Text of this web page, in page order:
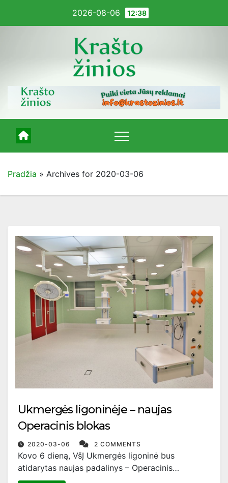
2026-08-06 12:38
Pradžia » Archives for 2020-03-06
Ukmergės ligoninėje – naujas
Operacinis blokas
2020-03-06 2 COMMENTS
Kovo 6 dieną, VšĮ Ukmergės ligoninė bus
atidarytas naujas padalinys – Operacinis…